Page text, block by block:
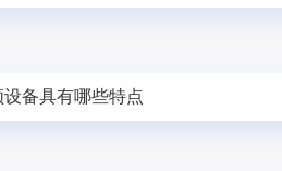
备具有哪些特点